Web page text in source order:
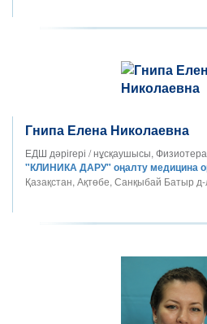
Гнипа Елена Николаевна
ЕДШ дәрігері / нұсқаушысы,
"КЛИНИКА ДАРУ" оңалту медицина
Қазақстан, Ақтөбе, Санқыбай Батыр